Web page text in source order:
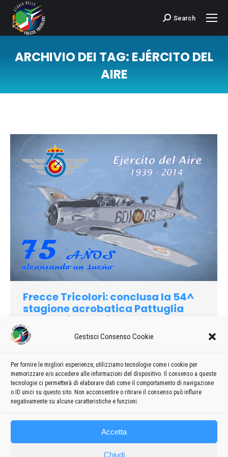
Gestisci Consenso Cookie
Per fornire le migliori esperienze, utilizziamo tecnologie come i cookie per
memorizzare e/o accedere alle informazioni del dispositivo. Il consenso a queste
tecnologie ci permetterà di elaborare dati come il comportamento di navigazione
o ID unici su questo sito. Non acconsentire o ritirare il consenso può influire
negativamente su alcune caratteristiche e funzioni.
Accetta
Chiudi
Cerca:Search
ARCHIVIO DEI TAG: EJÉRCITO DEL
AIRE
Frecce Tricolori: conclusa la 54^
stagione acrobatica Pattuglia
Acrobatica Nazionale
2014 admin8235 6 Aprile 2022 Lascia un commento
occasione dei festeggiamenti per il 75° Anniversario
dell’Ejército del Aire, si è conclusa la 54^ stagione acrobatica
delle Frecce Tricolori